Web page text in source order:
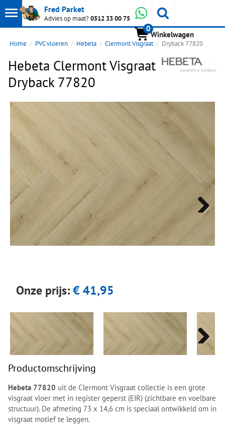
Toon
hoofdmenu
Fred Parket
Advies op maat?0512 33 00 75 Whatsapp
0
Winkelwagen
Home PVC vloeren Hebeta Clermont Visgraat Dryback 77820
Hebeta Clermont Visgraat
Dryback 77820
Onze prijs:€ 41,95
Next
Next
Productomschrijving
Hebeta 77820 uit de Clermont Visgraat collectie is een grote
visgraat vloer met in register geperst (EIR) (zichtbare en voelbare
structuur). De afmeting 73 x 14,6 cm is speciaal ontwikkeld om in
visgraat motief te leggen.